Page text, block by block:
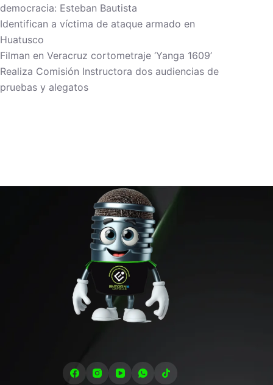
democracia: Esteban Bautista
Identifican a víctima de ataque armado en
Huatusco
Filman en Veracruz cortometraje ‘Yanga 1609’
Realiza Comisión Instructora dos audiencias de
pruebas y alegatos